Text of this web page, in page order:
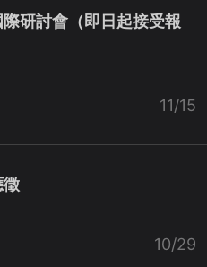
研討會（即日起接受報
11/15
徵
10/29